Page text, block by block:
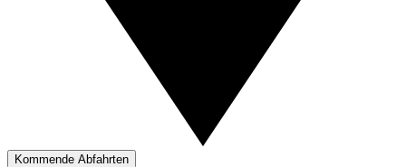
Kommende Abfahrten